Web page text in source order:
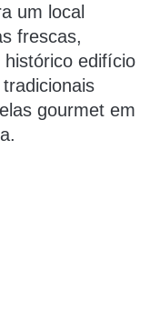
um local
frescas,
histórico edifício
gourmet em